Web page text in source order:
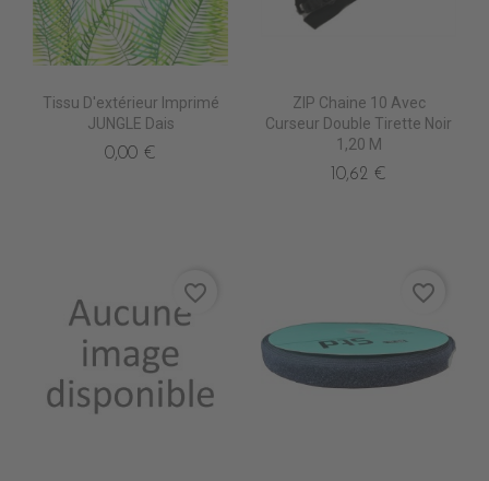
Tissu D'extérieur Imprimé
JUNGLE Dais
0,00 €
ZIP Chaine 10 Avec
Curseur Double Tirette Noir
1,20 M
10,62 €
favorite_border favorite_border